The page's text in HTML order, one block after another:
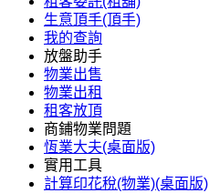
生意頂手(頂手)
我的查詢
放盤助手
物業出售
物業出租
租客放頂
商鋪物業問題
恆業大夫(桌面版)
實用工具
計算印花稅(物業)(桌面版)